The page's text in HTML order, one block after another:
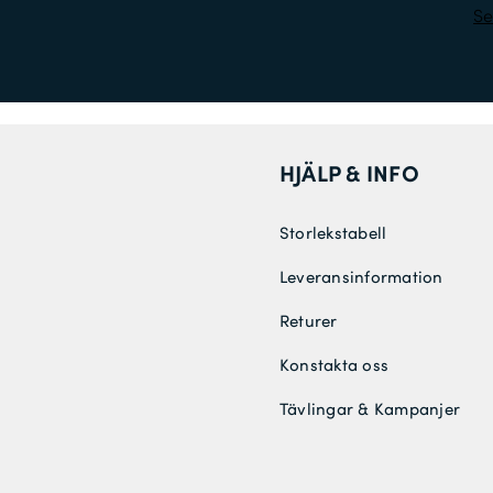
HJÄLP & INFO
Storlekstabell
Leveransinformation
Returer
Konstakta oss
Tävlingar & Kampanjer